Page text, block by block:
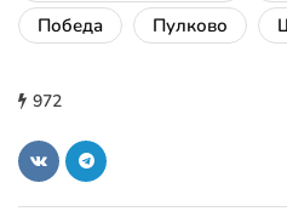
Победа
Пулково
972